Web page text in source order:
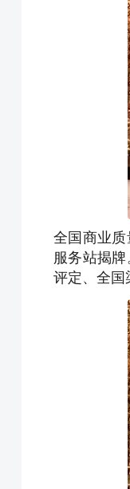
全国商业
服务站揭
评定、全国